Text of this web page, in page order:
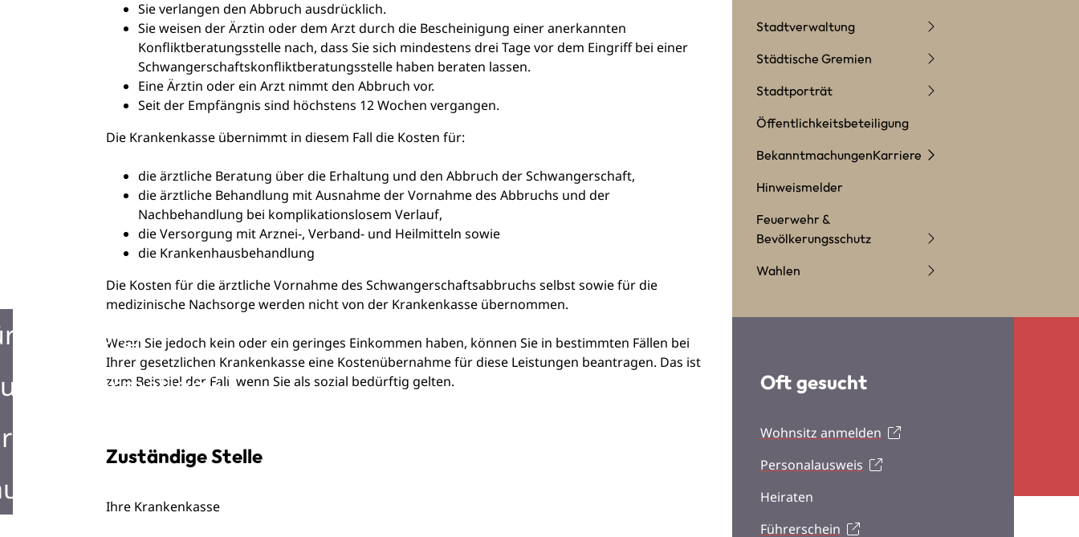
Information
in Mosbach
in Mosbach
Sie verlangen den Abbruch ausdrücklich.
Sie weisen der Ärztin oder dem Arzt durch die Bescheinigung einer anerkannten
Konfliktberatungsstelle nach, dass Sie sich mindestens drei Tage vor dem Eingriff bei einer
Schwangerschaftskonfliktberatungsstelle haben beraten lassen.
Eine Ärztin oder ein Arzt nimmt den Abbruch vor.
Seit der Empfängnis sind höchstens 12 Wochen vergangen.
Die Krankenkasse übernimmt in diesem Fall die Kosten für:
die ärztliche Beratung über die Erhaltung und den Abbruch der Schwangerschaft,
die ärztliche Behandlung mit Ausnahme der Vornahme des Abbruchs und der
Nachbehandlung bei komplikationslosem Verlauf,
die Versorgung mit Arznei-, Verband- und Heilmitteln sowie
die Krankenhausbehandlung
Die Kosten für die ärztliche Vornahme des Schwangerschaftsabbruchs selbst sowie für die
medizinische Nachsorge werden nicht von der Krankenkasse übernommen.
Wenn Sie jedoch kein oder ein geringes Einkommen haben, können Sie in bestimmten Fällen bei
Ihrer gesetzlichen Krankenkasse eine Kostenübernahme für diese Leistungen beantragen. Das ist
zum Beispiel der Fall, wenn Sie als sozial bedürftig gelten.
Zuständige Stelle
Ihre Krankenkasse
Stadtverwaltung
Städtische Gremien
Stadtporträt
Öffentlichkeitsbeteiligung
BekanntmachungenKarriere
Hinweismelder
Feuerwehr &
Bevölkerungsschutz
Wahlen
Oft gesucht
Wohnsitz anmelden
Personalausweis
Heiraten
Führerschein